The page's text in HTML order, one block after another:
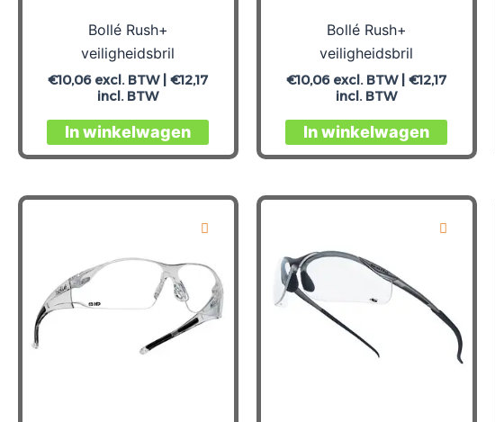
Bollé Rush+
veiligheidsbril
€10,06excl. BTW |€12,17
incl. BTW
In winkelwagen
Bollé Rush+
veiligheidsbril
€10,06excl. BTW |€12,17
incl. BTW
In winkelwagen